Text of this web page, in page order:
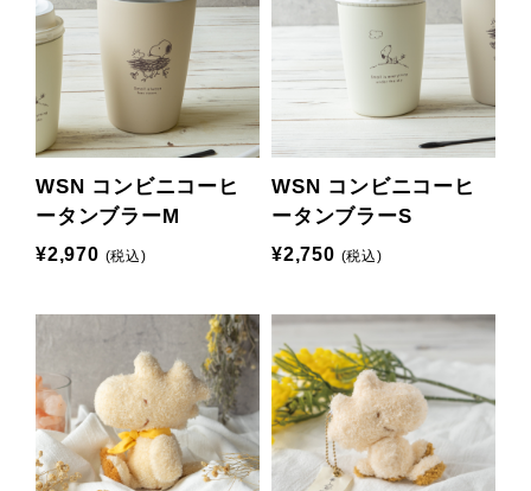
WSN コンビニコーヒ
ータンブラーM
¥2,970 (税込)
WSN コンビニコーヒ
ータンブラーS
¥2,750 (税込)